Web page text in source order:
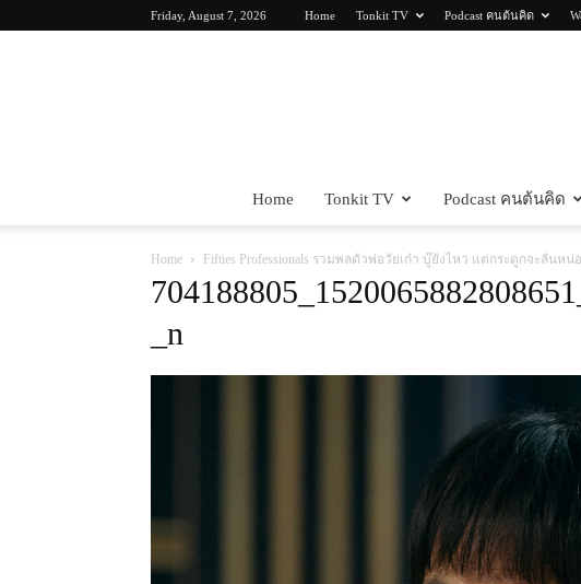
Friday, August 7, 2026 Home Tonkit TV Podcast คนต้นคิด
Home Tonkit TV Podcast คนต้นคิด
Home Fifties Professionals รวมพลตัวพ่อวัยเก๋า บู๊ยังไหว แต่กระดูกจะลั่นหน่
_n